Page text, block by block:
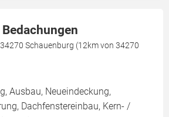
Schauenburg (12km von 34270
Ausbau, Neueindeckung,
Dachfenstereinbau, Kern- /